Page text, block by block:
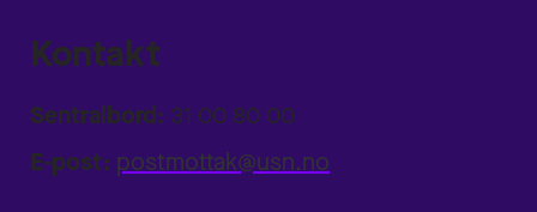
Kontakt
Sentralbord: 31 00 80 00
E-post: postmottak@usn.no